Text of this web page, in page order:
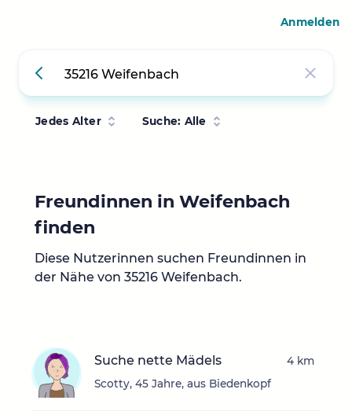
Jedes Alter Suche: Alle
Freundinnen in Weifenbach
finden
Diese Nutzerinnen suchen Freundinnen in
der Nähe von 35216 Weifenbach.
Suche nette Mädels
Scotty, 45 Jahre, aus Biedenkopf
4 km
Anmelden